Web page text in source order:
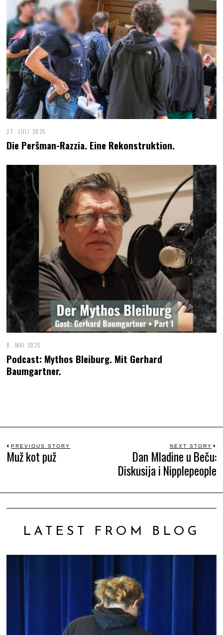
27. JULI 2025
Die Peršman-Razzia. Eine Rekonstruktion.
8. MAI 2025
Podcast: Mythos Bleiburg. Mit Gerhard
Baumgartner.
Beitrags-
PREVIOUS STORY
Previous
Muž kot puž
NEXT STORY
Dan Mladine u Beču:
Diskusija i Nipplepeople
LATEST FROM BLOG